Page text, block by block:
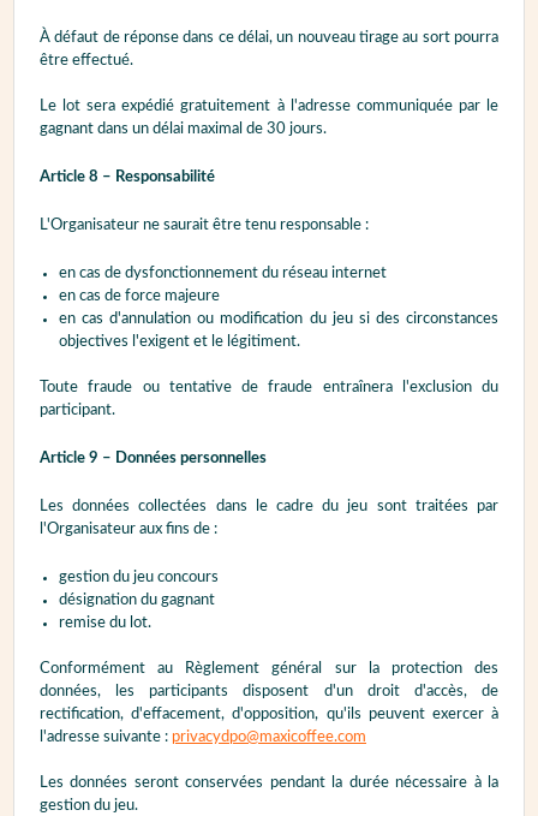
À défaut de réponse dans ce délai, un nouveau tirage au sort pourra
être effectué.
Le lot sera expédié gratuitement à l'adresse communiquée par le
gagnant dans un délai maximal de 30 jours.
Article 8 – Responsabilité
L'Organisateur ne saurait être tenu responsable :
en cas de dysfonctionnement du réseau internet
en cas de force majeure
en cas d'annulation ou modification du jeu si des circonstances
objectives l'exigent et le légitiment.
Toute fraude ou tentative de fraude entraînera l'exclusion du
participant.
Article 9 – Données personnelles
Les données collectées dans le cadre du jeu sont traitées par
l'Organisateur aux fins de :
gestion du jeu concours
désignation du gagnant
remise du lot.
Conformément au Règlement général sur la protection des
données, les participants disposent d'un droit d'accès, de
rectification, d'effacement, d'opposition, qu'ils peuvent exercer à
l'adresse suivante : privacydpo@maxicoffee.com
Les données seront conservées pendant la durée nécessaire à la
gestion du jeu.